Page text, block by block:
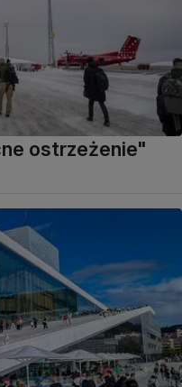
ostrzeżenie"